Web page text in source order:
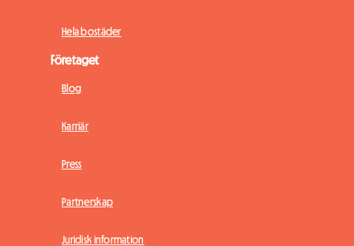
Hela bostäder
Företaget
Blog
Karriär
Press
Partnerskap
Juridisk information